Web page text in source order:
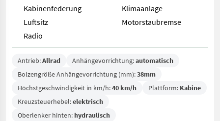
Kabinenfederung
Klimaanlage
Luftsitz
Motorstaubremse
Radio
Antrieb:Allrad Anhängevorrichtung:automatisch
Bolzengröße Anhängevorrichtung (mm):38mm
Höchstgeschwindigkeit in km/h:40 km/h Plattform: Kabine
Kreuzsteuerhebel:elektrisch
Oberlenker hinten: hydraulisch